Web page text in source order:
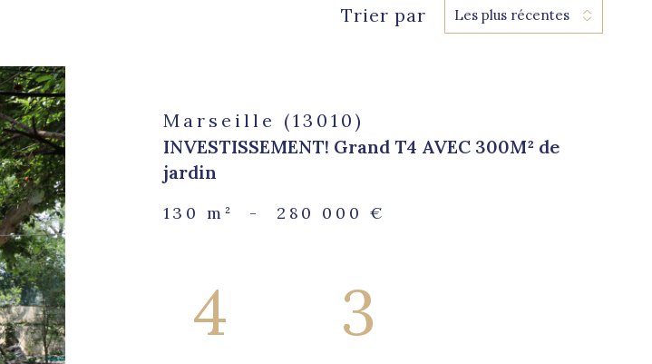
Trier par Les plus récentes
Marseille (13010)
INVESTISSEMENT! Grand T4 AVEC 300M² de
jardin
130 m² - 280 000 €
4 3